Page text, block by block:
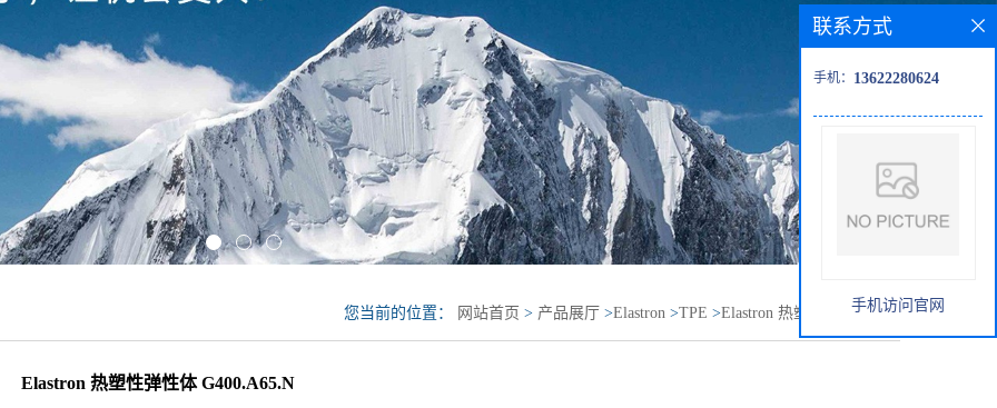
您当前的位置： 网站首页 > 产品展厅 >Elastron >TPE >Elastron 热塑性弹性体
Elastron 热塑性弹性体 G400.A65.N
联系方式
手机： 13622280624
手机访问官网